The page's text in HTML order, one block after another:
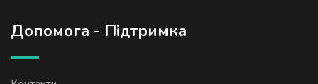
Допомога - Підтримка